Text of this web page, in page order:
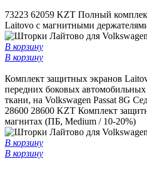
73223 62059 KZT Полный
Laitovo с магнитными
В корзину
В корзину
Комплект защитных экранов
передних боковых
ткани, на Volkswagen Passat 8G
28600 28600 KZT Комплект
магнитах (ПБ, Medium / 10-20%)
В корзину
В корзину